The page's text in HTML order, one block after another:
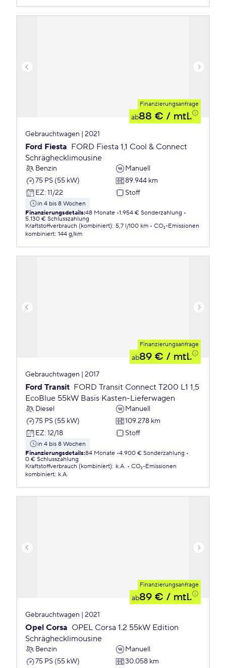
Finanzierungsanfrage
ab88 € / mtl.
Gebrauchtwagen | 2021
Ford Fiesta FORD Fiesta 1,1 Cool & Connect
Schräghecklimousine
Benzin
Manuell
75 PS (55 kW)
89.944 km
EZ: 11/22 Stoff
in 4 bis 8 Wochen
Finanzierungsdetails:48 Monate 1.954 € Sonderzahlung
5.130 € Schlusszahlung
Kraftstoffverbrauch (kombiniert): 5,7 l/100 km
CO₂-Emissionen
kombiniert: 144 g/km
Finanzierungsanfrage
ab89 € / mtl.
Gebrauchtwagen | 2017
Ford Transit FORD Transit Connect T200 L1 1,5
EcoBlue 55kW Basis Kasten-Lieferwagen
Diesel
Manuell
75 PS (55 kW)
109.278 km
EZ: 12/18 Stoff
in 4 bis 8 Wochen
Finanzierungsdetails:84 Monate 4.900 € Sonderzahlung
0 € Schlusszahlung
Kraftstoffverbrauch (kombiniert): k.A.
CO₂-Emissionen
kombiniert: k.A.
Finanzierungsanfrage
ab89 € / mtl.
Gebrauchtwagen | 2021
Opel Corsa OPEL Corsa 1.2 55kW Edition
Schräghecklimousine
Benzin
Manuell
75 PS (55 kW)
30.058 km